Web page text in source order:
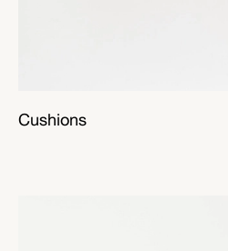
Cushions